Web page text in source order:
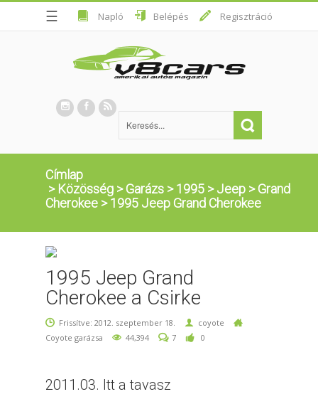
☰ Napló Belépés Regisztráció
Címlap
> Közösség >Garázs >1995 >Jeep >Grand
Cherokee >1995 Jeep Grand Cherokee
1995 Jeep Grand
Cherokee a Csirke
Frissítve: 2012. szeptember 18.
coyote
Coyote garázsa
44,394 7 0
2011.03. Itt a tavasz